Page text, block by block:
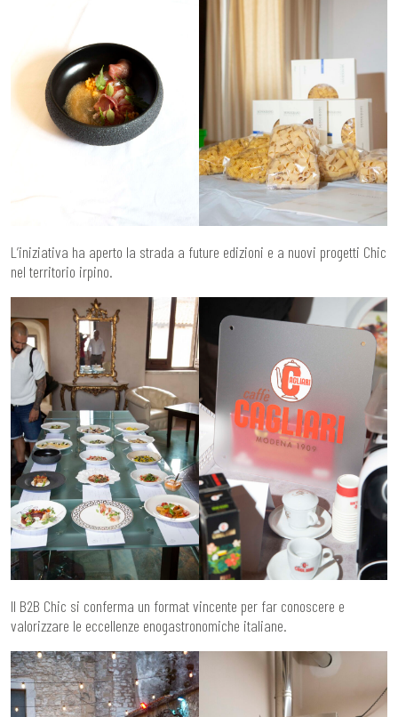
L’iniziativa ha aperto la strada a future edizioni e a nuovi progetti Chic
nel territorio irpino.
Il B2B Chic si conferma un format vincente per far conoscere e
valorizzare le eccellenze enogastronomiche italiane.